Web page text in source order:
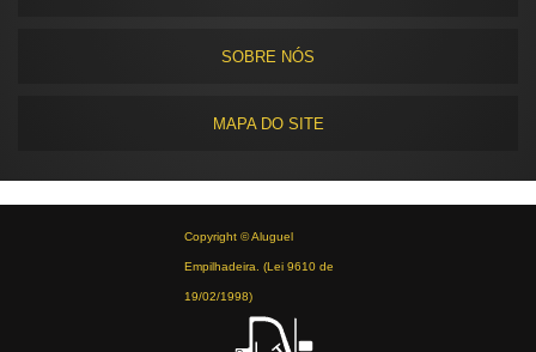
SOBRE NÓS
MAPA DO SITE
Copyright © Aluguel
Empilhadeira. (Lei 9610 de
19/02/1998)